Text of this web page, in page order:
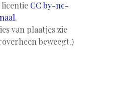
CC by-nc-
van plaatjes zie
beweegt.)